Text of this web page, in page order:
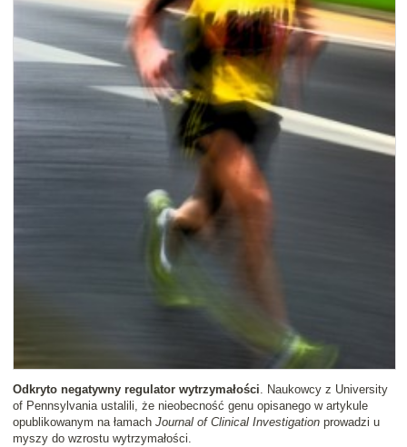
Odkryto negatywny regulator wytrzymałości. Naukowcy z University
of Pennsylvania ustalili, że nieobecność genu opisanego w artykule
opublikowanym na łamach Journal of Clinical Investigation prowadzi u
myszy do wzrostu wytrzymałości.